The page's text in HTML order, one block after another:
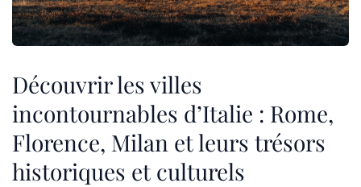
Découvrir les villes
incontournables d’Italie : Rome,
Florence, Milan et leurs trésors
historiques et culturels